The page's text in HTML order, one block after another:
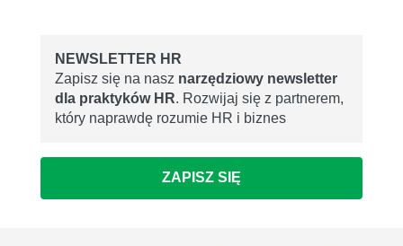
NEWSLETTER HR
Zapisz się na nasz narzędziowy newsletter
dla praktyków HR. Rozwijaj się z partnerem,
który naprawdę rozumie HR i biznes
ZAPISZ SIĘ